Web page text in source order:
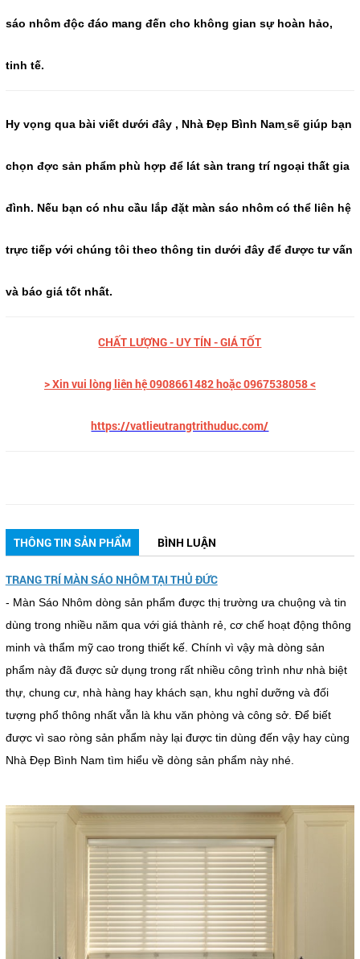
sáo nhôm độc đáo mang đến cho không gian sự hoàn hảo,
tinh tế.
Hy vọng qua bài viết dưới đây , Nhà Đẹp Bình Nam sẽ giúp bạn
chọn đợc sản phẩm phù hợp để lát sàn trang trí ngoại thất gia
đình. Nếu bạn có nhu cầu lắp đặt màn sáo nhôm có thể liên hệ
trực tiếp với chúng tôi theo thông tin dưới đây để được tư vấn
và báo giá tốt nhất.
CHẤT LƯỢNG - UY TÍN - GIÁ TỐT
> Xin vui lòng liên hệ 0908661482 hoặc 0967538058 <
https://vatlieutrangtrithuduc.com/
THÔNG TIN SẢN PHẨM BÌNH LUẬN
TRANG TRÍ MÀN SÁO NHÔM TẠI THỦ ĐỨC
- Màn Sáo Nhôm dòng sản phẩm được thị trường ưa chuộng và tin
dùng trong nhiều năm qua với giá thành rẻ, cơ chế hoạt động thông
minh và thẩm mỹ cao trong thiết kế. Chính vì vậy mà dòng sản
phẩm này đã được sử dụng trong rất nhiều công trình như nhà biệt
thự, chung cư, nhà hàng hay khách sạn, khu nghỉ dưỡng và đối
tượng phổ thông nhất vẫn là khu văn phòng và công sở. Để biết
được vì sao ròng sản phẩm này lại được tin dùng đến vậy hay cùng
Nhà Đẹp Bình Nam tìm hiểu về dòng sản phẩm này nhé.